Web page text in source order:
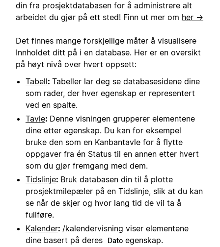
din fra prosjektdatabasen for å administrere alt
arbeidet du gjør på ett sted! Finn ut mer om her →
Det finnes mange forskjellige måter å visualisere
Innholdet ditt på i en database. Her er en oversikt
på høyt nivå over hvert oppsett:
Tabell: Tabeller lar deg se databasesidene dine
som rader, der hver egenskap er representert
ved en spalte.
Tavle: Denne visningen grupperer elementene
dine etter egenskap. Du kan for eksempel
bruke den som en Kanbantavle for å flytte
oppgaver fra én Status til en annen etter hvert
som du gjør fremgang med dem.
Tidslinje: Bruk databasen din til å plotte
prosjektmilepæler på en Tidslinje, slik at du kan
se når de skjer og hvor lang tid de vil ta å
fullføre.
Kalender: /kalendervisning viser elementene
dine basert på deres
Dato egenskap.